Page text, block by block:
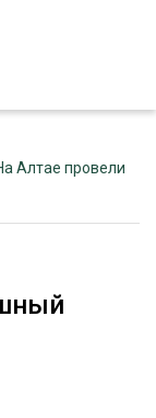
Алтае провели